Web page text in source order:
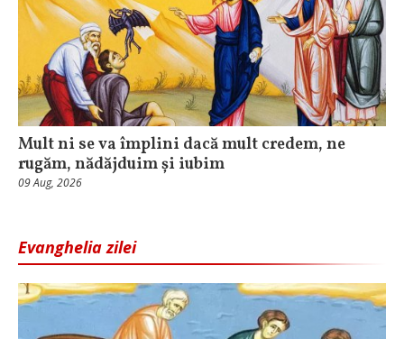
Mult ni se va împlini dacă mult credem, ne
rugăm, nădăjduim și iubim
09 Aug, 2026
Evanghelia zilei